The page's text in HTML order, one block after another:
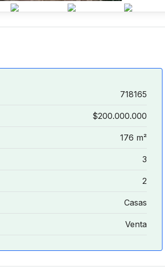
718165
$200.000.000
176 m²
3
2
Casas
Venta